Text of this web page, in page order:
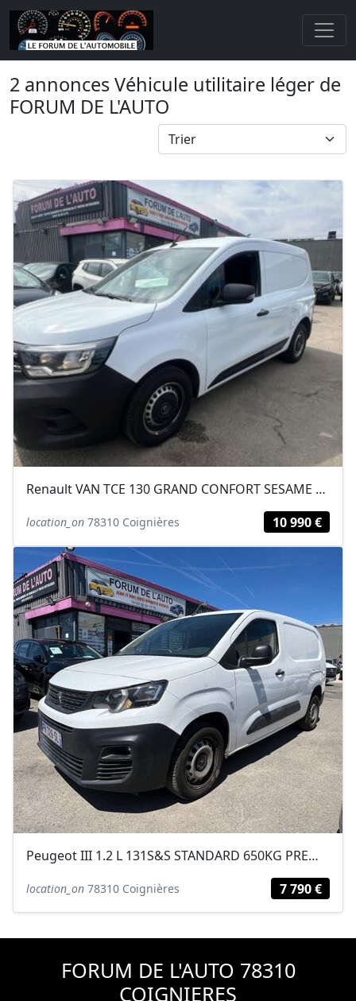
2 annonces Véhicule utilitaire léger de
FORUM DE L'AUTO
Renault VAN TCE 130 GRAND CONFORT SESAME OUVRE TOI - 22 TVA RÉCUPÉRA
location_on 78310 Coignières 10 990 €
Peugeot III 1.2 L 131S&S STANDARD 650KG PREMIUM 3PL TVA RÉCUPÉRABLE
location_on 78310 Coignières 7 790 €
FORUM DE L'AUTO 78310
COIGNIERES